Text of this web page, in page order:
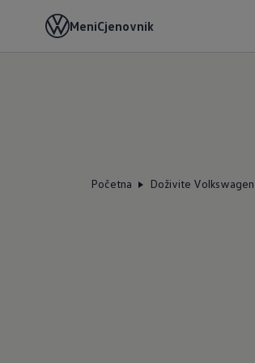
MeniCjenovnik
Početna Doživite Volkswagen